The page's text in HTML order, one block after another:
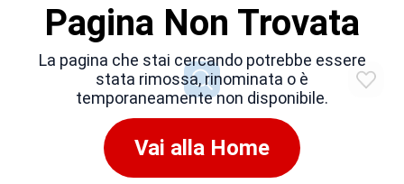
Pagina Non Trovata
La pagina che stai cercando potrebbe essere
stata rimossa, rinominata o è
temporaneamente non disponibile.
Vai alla Home